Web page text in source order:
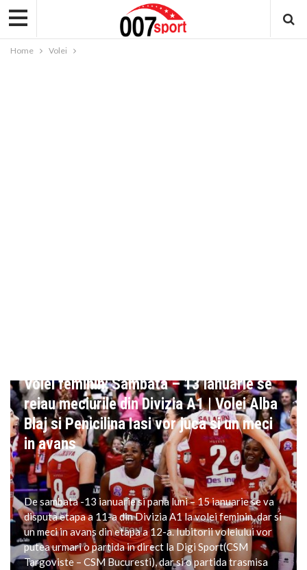
Home Volei
Volei feminin: Sambata – 13 ianuarie se
reiau meciurile din Divizia A1 | Volei Alba
Blaj si Penicilina Iasi vor juca si un meci
in avans
De sambata -13 ianuarie si pana luni – 15 ianuarie se va
disputa etapa a 11-a din Divizia A1 la volei feminin, dar si
un meci in avans din etapa a 12-a. Iubitorii voleiului vor
putea urmari o partida in direct la Digi Sport(CSM
Targoviste – CSM Bucuresti), dar si o partida trasmisa